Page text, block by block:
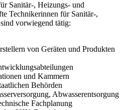
Sanitär-, Heizungs- und
Technikerinnen für Sanitär-,
vorwiegend tätig:
von Geräten und Produkten
und Kammern
Behörden
Abwasserentsorgung
Fachplanung